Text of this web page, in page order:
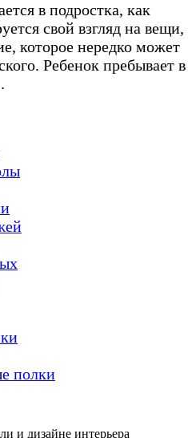
в подростка, как
свой взгляд на вещи,
которое нередко может
Ребенок пребывает в
полки
и дизайне интерьера